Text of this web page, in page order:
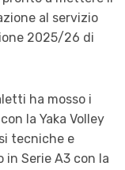
al servizio
2025/26 di
ha mosso i
la Yaka Volley
tecniche e
Serie A3 con la